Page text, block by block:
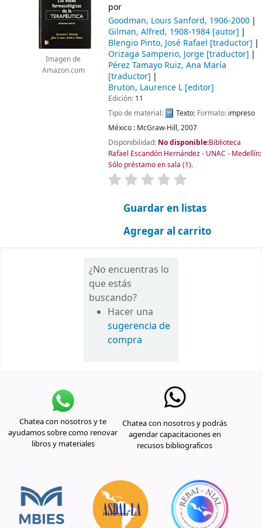
Imagen de
Amazon.com
por
Goodman, Louis Sanford, 1906-2000
Gilman, Alfred, 1908-1984[autor]
Blengio Pinto, José Rafael [traductor]
Orizaga Samperio, Jorge[traductor]
Pérez Tamayo Ruiz, Ana María
[traductor]
Bruton, Laurence L[editor]
Edición: 11
Tipo de material:
Texto; Formato: impreso
México : McGraw-Hill,2007
Disponibilidad: No disponible:Biblioteca
Rafael Escandón Hernández - UNAC - Medellín:
Sólo préstamo en sala (1).
valoración
Guardar en listas
Agregar al carrito
¿No encuentras lo
que estás
buscando?
Hacer una
sugerencia de
compra
Chatea con nosotros y te
ayudamos sobre como renovar
libros y materiales
Chatea con nosotros y podrás
agendar capacitaciones en
recusos bibliograficos